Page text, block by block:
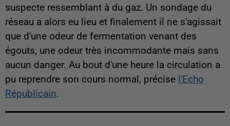
suspecte ressemblant à du gaz. Un sondage du
réseau a alors eu lieu et finalement il ne s'agissait
que d'une odeur de fermentation venant des
égouts, une odeur très incommodante mais sans
aucun danger. Au bout d'une heure la circulation a
pu reprendre son cours normal, précise l'Echo
Républicain.